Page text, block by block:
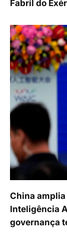
Fabril do
China
Inteligência
governança